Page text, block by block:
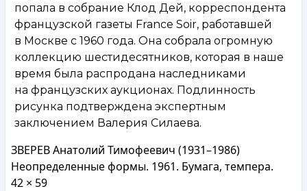
попала в собрание Клод Дей, корреспондента
французской газеты France Soir, работавшей
в Москве с 1960 года. Она собрала огромную
коллекцию шестидесятников, которая в наше
время была распродана наследниками
на французских аукционах. Подлинность
рисунка подтверждена экспертным
заключением Валерия Силаева.
ЗВЕРЕВ Анатолий Тимофеевич (1931–1986)
Неопределенные формы. 1961. Бумага, темпера.
42 × 59